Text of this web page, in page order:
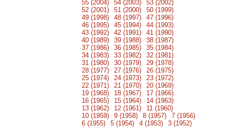
55 (2004)
54 (2003)
53 (2002)
52 (2001)
51 (2000)
50 (1999)
49 (1998)
48 (1997)
47 (1996)
46 (1995)
45 (1994)
44 (1993)
43 (1992)
42 (1991)
41 (1990)
40 (1989)
39 (1988)
38 (1987)
37 (1986)
36 (1985)
35 (1984)
34 (1983)
33 (1982)
32 (1981)
31 (1980)
30 (1979)
29 (1978)
28 (1977)
27 (1976)
26 (1975)
25 (1974)
24 (1973)
23 (1972)
22 (1971)
21 (1970)
20 (1969)
19 (1968)
18 (1967)
17 (1966)
16 (1965)
15 (1964)
14 (1963)
13 (1962)
12 (1961)
11 (1960)
10 (1959)
9 (1958) 8 (1957)
7 (1956)
6 (1955)
5 (1954) 4 (1953)
3 (1952)